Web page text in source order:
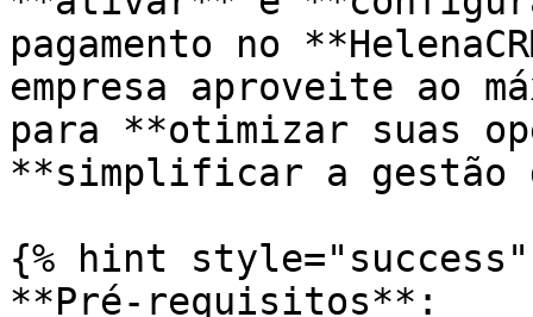
pagamento no
empresa aproveite ao
para **otimizar suas
**simplificar a gestão
{% hint style="success"
**Pré-requisitos**: